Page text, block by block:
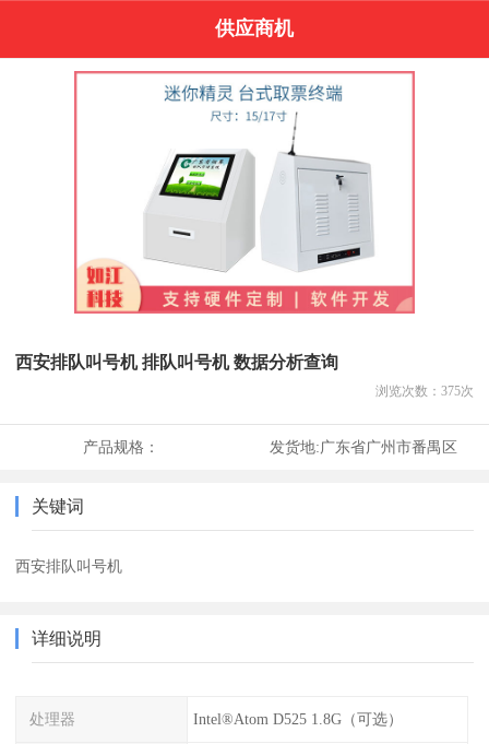
供应商机
西安排队叫号机 排队叫号机 数据分析查询
浏览次数： 375次
产品规格： 发货地:广东省广州市番禺区
关键词
西安排队叫号机
详细说明
处理器 Intel®Atom D525 1.8G（可选）